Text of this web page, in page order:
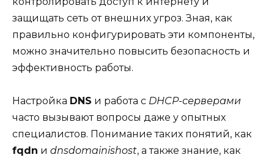
защищать сеть от внешних угроз. Зная, как
правильно конфигурировать эти компоненты,
можно значительно повысить безопасность и
эффективность работы.
Настройка DNS и работа с DHCP-серверами
часто вызывают вопросы даже у опытных
специалистов. Понимание таких понятий, как
fqdn и dnsdomainishost, а также знание, как